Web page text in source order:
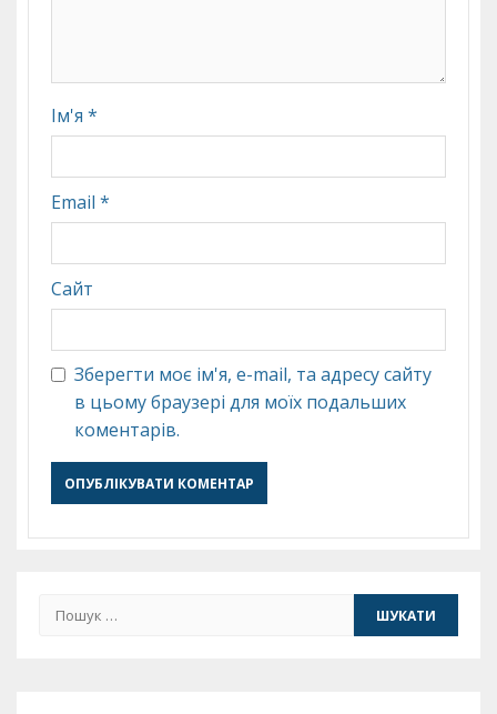
Ім'я *
Email *
Сайт
Зберегти моє ім'я, e-mail, та адресу сайту
в цьому браузері для моїх подальших
коментарів.
Пошук: